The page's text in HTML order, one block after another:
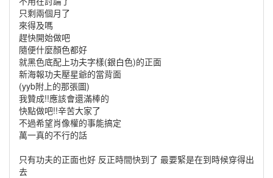
只剩兩個月了
來得及嗎
趕快開始做吧
隨便什麼顏色都好
就黑色底配上功夫字樣(銀白色)的正面
新海報功夫壓星爺的當背面
(yyb附上的那張圖)
我贊成!!應該會還滿棒的
快點做吧!!辛苦大家了
不過希望肖像權的事能搞定
萬一真的不行的話
只有功夫的正面也好 反正時間快到了 最要緊是在到時候穿得出
去